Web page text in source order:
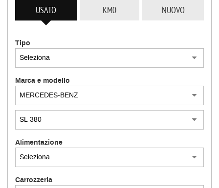
ACQUISTIAMO USATO
ASSISTENZA
CONTATTI
USATO KM0 NUOVO
Tipo
Marca e modello
Alimentazione
Carrozzeria